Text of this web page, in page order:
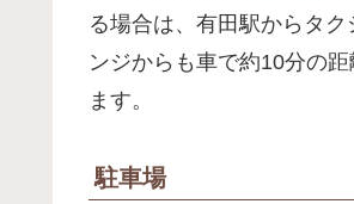
る場合は、有田駅からタ
ンジからも車で約10分の
ます。
駐車場